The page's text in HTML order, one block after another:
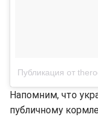
Публикация от
Напомним, что
публичному